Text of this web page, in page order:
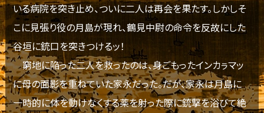
いる病院を突き止め、ついに二人は再会を果たす。しかしそ
こに見張り役の月島が現れ、鶴見中尉の命令を反故にした
谷垣に銃口を突きつけるッ！
窮地に陥った二人を救ったのは、身ごもったインカㇻマッ
に母の面影を重ねていた家永だった。だが、家永は月島に
一時的に体を動けなくする薬を射った際に銃撃を浴びて絶